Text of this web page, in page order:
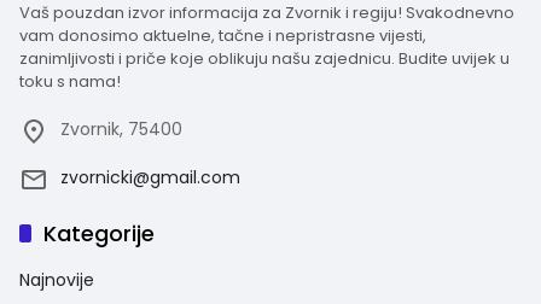
Vaš pouzdan izvor informacija za Zvornik i regiju! Svakodnevno
vam donosimo aktuelne, tačne i nepristrasne vijesti,
zanimljivosti i priče koje oblikuju našu zajednicu. Budite uvijek u
toku s nama!
Zvornik, 75400
zvornicki@gmail.com
Kategorije
Najnovije